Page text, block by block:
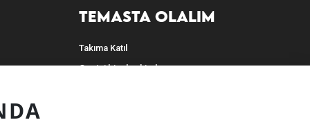
TEMASTA OLALIM
Takıma Katıl
Geçici bir alan kiralayın